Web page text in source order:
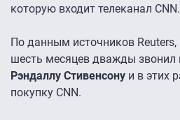
которую входит телеканал CNN.
По данным источников
шесть месяцев дважды звонил
Рэндаллу Стивенсону и в этих
покупку CNN.